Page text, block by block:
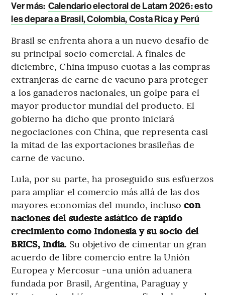
Ver más: Calendario electoral de Latam 2026: esto
les depara a Brasil, Colombia, Costa Rica y Perú
Brasil se enfrenta ahora a un nuevo desafío de
su principal socio comercial. A finales de
diciembre, China impuso cuotas a las compras
extranjeras de carne de vacuno para proteger
a los ganaderos nacionales, un golpe para el
mayor productor mundial del producto. El
gobierno ha dicho que pronto iniciará
negociaciones con China, que representa casi
la mitad de las exportaciones brasileñas de
carne de vacuno.
Lula, por su parte, ha proseguido sus esfuerzos
para ampliar el comercio más allá de las dos
mayores economías del mundo, inclusocon
naciones del sudeste asiático de rápido
crecimiento como Indonesia y su socio del
BRICS, India. Su objetivo de cimentar un gran
acuerdo de libre comercio entre la Unión
Europea y Mercosur -una unión aduanera
fundada por Brasil, Argentina, Paraguay y